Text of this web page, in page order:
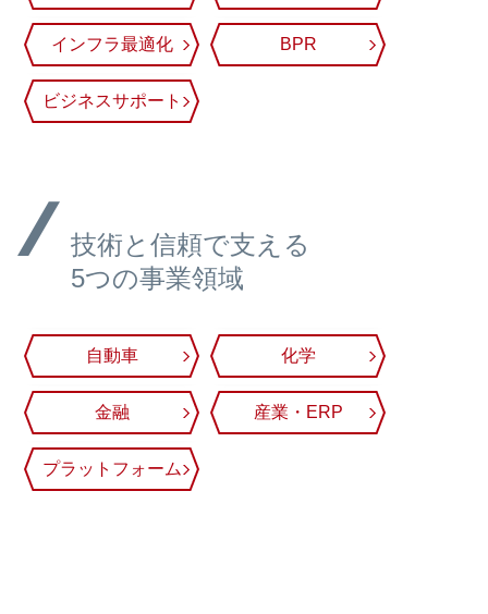
インフラ最適化 BPR
ビジネスサポート
技術と信頼で支える
5つの事業領域
自動車 化学
金融 産業・ERP
プラットフォーム